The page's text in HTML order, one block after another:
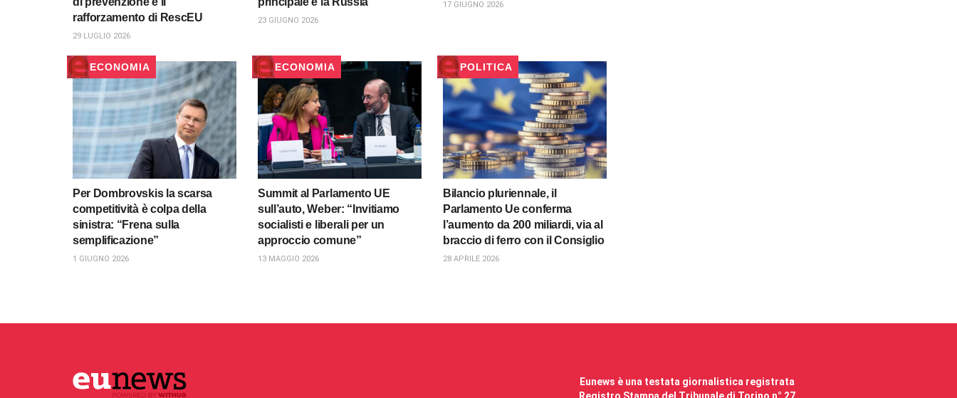
rafforzamento di RescEU
29 LUGLIO 2026
23 GIUGNO 2026
17 GIUGNO 2026
ECONOMIA
Per Dombrovskis la scarsa
competitività è colpa della
sinistra: “Frena sulla
semplificazione”
1 GIUGNO 2026
ECONOMIA
Summit al Parlamento UE
sull’auto, Weber: “Invitiamo
socialisti e liberali per un
approccio comune”
13 MAGGIO 2026
POLITICA
Bilancio pluriennale, il
Parlamento Ue conferma
l’aumento da 200 miliardi, via al
braccio di ferro con il Consiglio
28 APRILE 2026
Eunews è una testata giornalistica registrata